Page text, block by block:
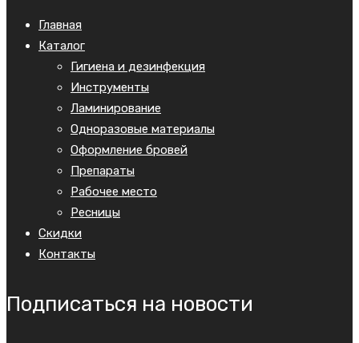
Главная
Каталог
Гигиена и дезинфекция
Инструменты
Ламинирование
Одноразовые материалы
Оформление бровей
Препараты
Рабочее место
Ресницы
Скидки
Контакты
Подписаться на новости